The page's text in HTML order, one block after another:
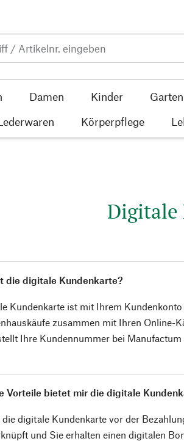
Damen Kinder Garten
Körperpflege
Digitale
die digitale Kundenkarte?
Kundenkarte ist mit Ihrem
zusammen mit Ihren Online-
Ihre Kundennummer bei
Vorteile bietet mir die digitale
die digitale Kundenkarte vor der
und Sie erhalten einen digitalen